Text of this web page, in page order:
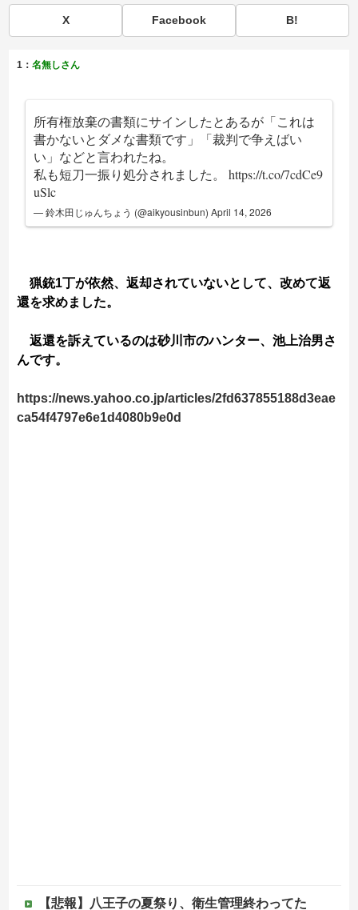
X Facebook B!
1：名無しさん
所有権放棄の書類にサインしたとあるが「これは
書かないとダメな書類です」「裁判で争えばい
い」などと言われたね。
私も短刀一振り処分されました。https://t.co/7cdCe9
uSlc
— 鈴木田じゅんちょう (@aikyousinbun)April 14, 2026
猟銃1丁が依然、返却されていないとして、改めて返
還を求めました。
返還を訴えているのは砂川市のハンター、池上治男さ
んです。
https://news.yahoo.co.jp/articles/2fd637855188d3eae
ca54f4797e6e1d4080b9e0d
【悲報】八王子の夏祭り、衛生管理終わってた